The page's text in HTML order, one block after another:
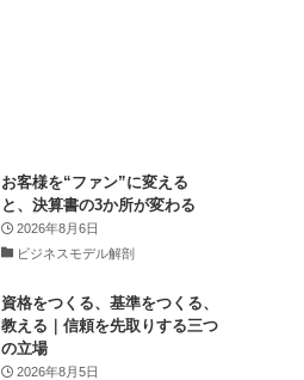
お客様を“ファン”に変える
と、決算書の3か所が変わる
2026年8月6日
ビジネスモデル解剖
資格をつくる、基準をつくる、
教える｜信頼を先取りする三つ
の立場
2026年8月5日